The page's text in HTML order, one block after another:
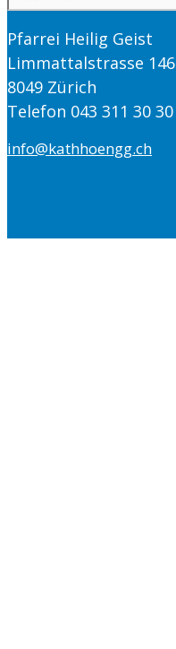
nach:
Pfarrei Heilig Geist
Limmattalstrasse 146
8049 Zürich
Telefon 043 311 30 30
info@kathhoengg.ch